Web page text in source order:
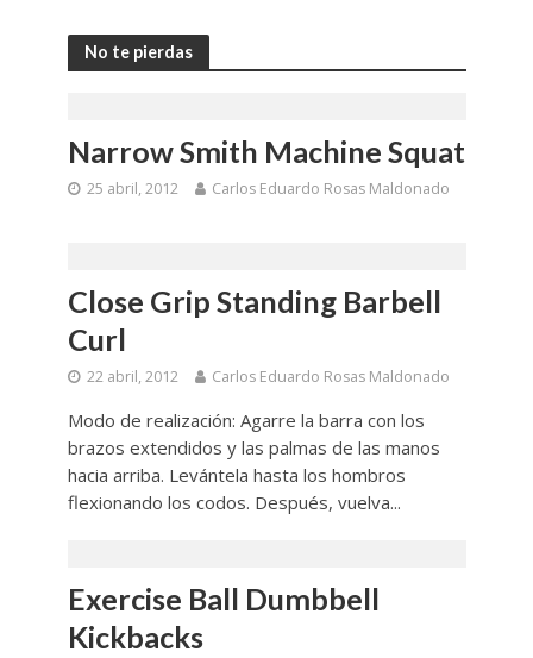
No te pierdas
Narrow Smith Machine Squat
25 abril, 2012 Carlos Eduardo Rosas Maldonado
Close Grip Standing Barbell
Curl
22 abril, 2012 Carlos Eduardo Rosas Maldonado
Modo de realización: Agarre la barra con los
brazos extendidos y las palmas de las manos
hacia arriba. Levántela hasta los hombros
flexionando los codos. Después, vuelva...
Exercise Ball Dumbbell
Kickbacks